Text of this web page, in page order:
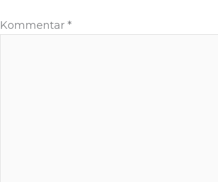
Kommentar*